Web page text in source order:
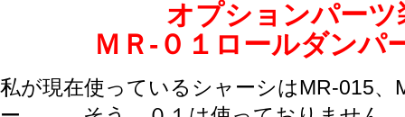
オプションパー
ＭＲ-０１ロールダン
私が現在使っているシャーシはMR-015、